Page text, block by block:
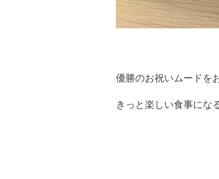
優勝のお祝いムードを
きっと楽しい食事にな